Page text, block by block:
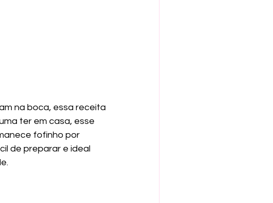
na boca, essa receita
ter em casa, esse
fofinho por
de preparar e ideal